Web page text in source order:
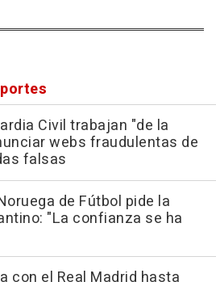
Civil trabajan "de la
webs fraudulentas de
falsas
de Fútbol pide la
"La confianza se ha